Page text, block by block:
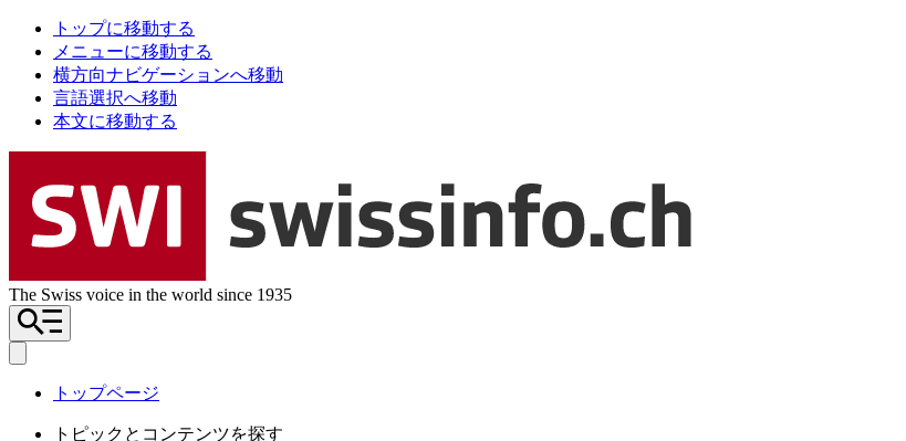
トップに移動する
メニューに移動する
横方向ナビゲーションへ移動
言語選択へ移動
本文に移動する
The Swiss voice in the world since 1935
トップページ
トピックとコンテンツを探す